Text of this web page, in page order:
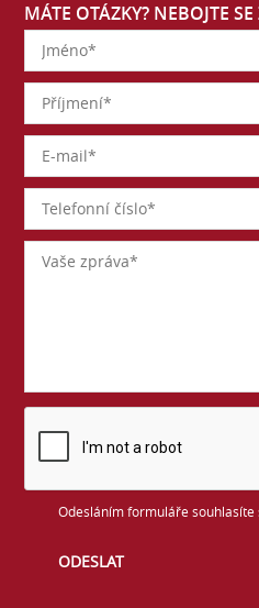
MÁTE OTÁZKY? NEBOJTE SE
Odesláním formuláře